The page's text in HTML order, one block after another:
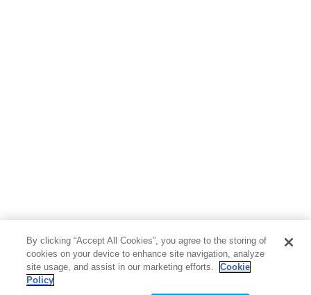
芸術・アート 映画・音楽・演劇
写真集 教養
医学・福祉
By clicking “Accept All Cookies”, you agree to the storing of
cookies on your device to enhance site navigation, analyze
site usage, and assist in our marketing efforts.
Cookie
Policy